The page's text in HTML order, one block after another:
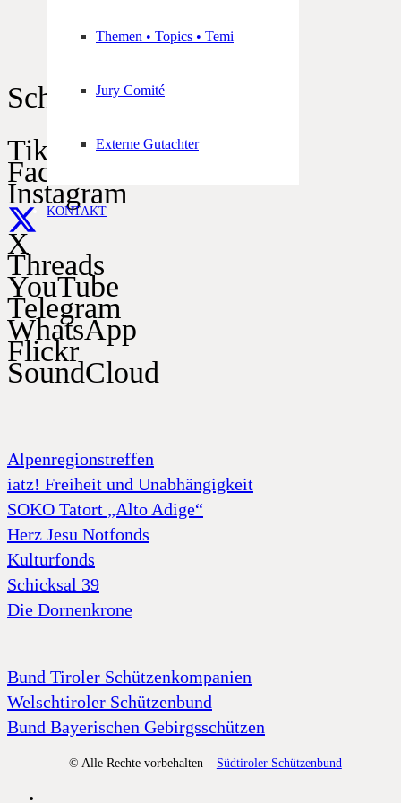
Themen • Topics • Temi
Jury Comité
Externe Gutachter
KONTAKT
Schützen im Netz
TikTok
Facebook
Instagram
X
Threads
YouTube
Telegram
WhatsApp
Flickr
SoundCloud
Alpenregionstreffen
iatz! Freiheit und Unabhängigkeit
SOKO Tatort „Alto Adige“
Herz Jesu Notfonds
Kulturfonds
Schicksal 39
Die Dornenkrone
Bund Tiroler Schützenkompanien
Welschtiroler Schützenbund
Bund Bayerischen Gebirgsschützen
© Alle Rechte vorbehalten – Südtiroler Schützenbund